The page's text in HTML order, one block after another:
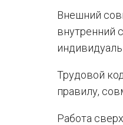
Внешний
внутренний
Трудовой
правилу,
Работа